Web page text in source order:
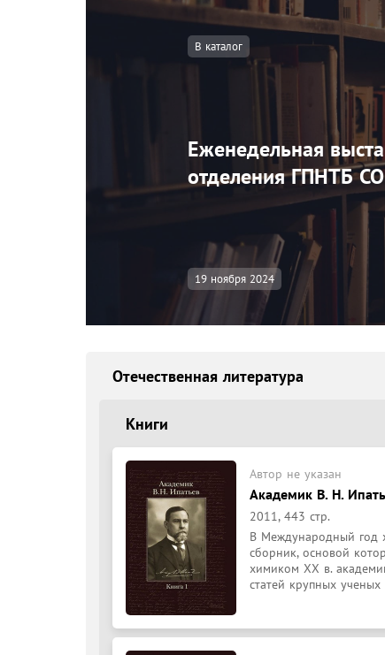
В каталог
Еженедельная
отделения ГПНТБ
19 ноября 2024
Отечественная литература
Книги
Автор не указан
Академик В. Н.
2011, 443 стр.
В Международный год
сборник, основой
химиком ХХ в.
статей крупных ученых